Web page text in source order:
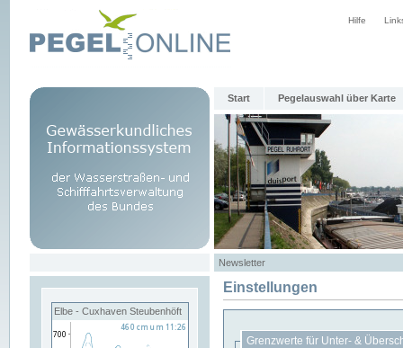
Hilfe
Start Pegelauswahl über Karte
Newsletter
Elbe - Cuxhaven Steubenhöft
Einstellungen
Grenzwerte für Unter- &